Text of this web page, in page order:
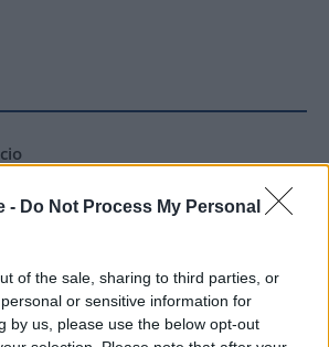
- Do Not Process My Personal
of the sale, sharing to third parties, or
or sensitive information for
by us, please use the below opt-out
0 COMENTARIS